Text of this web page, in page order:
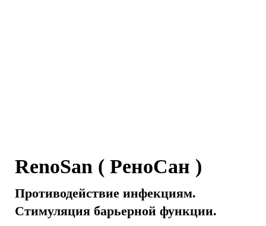
RenoSan ( РеноСан )
Противодействие инфекциям.
Стимуляция барьерной функции.